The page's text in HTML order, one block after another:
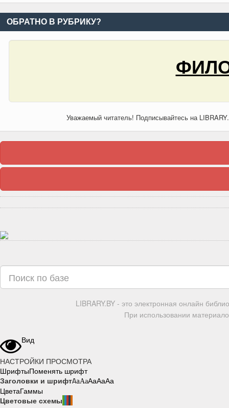
ОБРАТНО В РУБРИКУ?
Уважаемый читатель! Подписывайтесь на
LIBRARY.BY - это электронная онлайн
При использовании
Вид
НАСТРОЙКИ ПРОСМОТРА
ШрифтыПоменять шрифт
Заголовки и шрифтAaAaAaAaAa
ЦветаГаммы
Цветовые схемы